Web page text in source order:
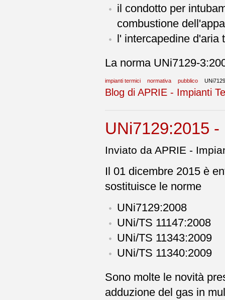
il condotto per
combustione
l' intercapedine d'aria
La norma UNi7129-
impianti termici normativa pubblico
Blog di APRIE - Impianti
UNi7129:2015
Inviato da APRIE -
Il 01 dicembre 2015 è
sostituisce le norme
UNi7129:2008
UNi/TS 11147:2008
UNi/TS 11343:2009
UNi/TS 11340:2009
Sono molte le novità
adduzione del gas in